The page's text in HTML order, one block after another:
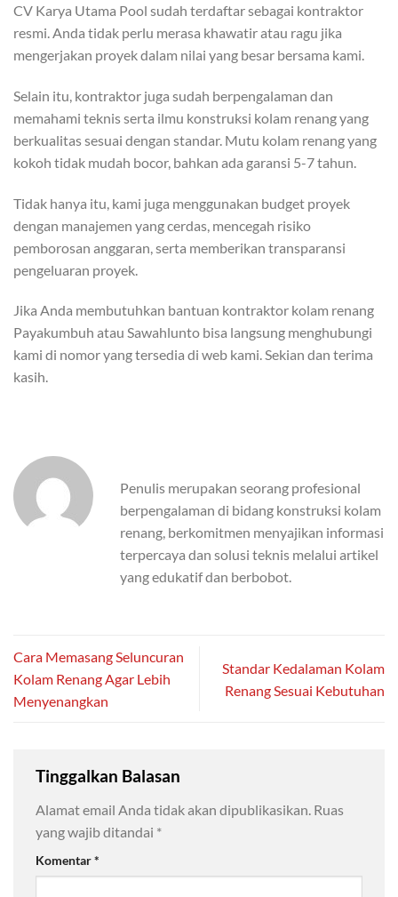
CV Karya Utama Pool sudah terdaftar sebagai kontraktor
resmi. Anda tidak perlu merasa khawatir atau ragu jika
mengerjakan proyek dalam nilai yang besar bersama kami.
Selain itu, kontraktor juga sudah berpengalaman dan
memahami teknis serta ilmu konstruksi kolam renang yang
berkualitas sesuai dengan standar. Mutu kolam renang yang
kokoh tidak mudah bocor, bahkan ada garansi 5-7 tahun.
Tidak hanya itu, kami juga menggunakan budget proyek
dengan manajemen yang cerdas, mencegah risiko
pemborosan anggaran, serta memberikan transparansi
pengeluaran proyek.
Jika Anda membutuhkan bantuan kontraktor kolam renang
Payakumbuh atau Sawahlunto bisa langsung menghubungi
kami di nomor yang tersedia di web kami. Sekian dan terima
kasih.
Penulis merupakan seorang profesional
berpengalaman di bidang konstruksi kolam
renang, berkomitmen menyajikan informasi
terpercaya dan solusi teknis melalui artikel
yang edukatif dan berbobot.
Cara Memasang Seluncuran
Kolam Renang Agar Lebih
Menyenangkan
Standar Kedalaman Kolam
Renang Sesuai Kebutuhan
Tinggalkan Balasan
Alamat email Anda tidak akan dipublikasikan. Ruas
yang wajib ditandai *
Komentar*